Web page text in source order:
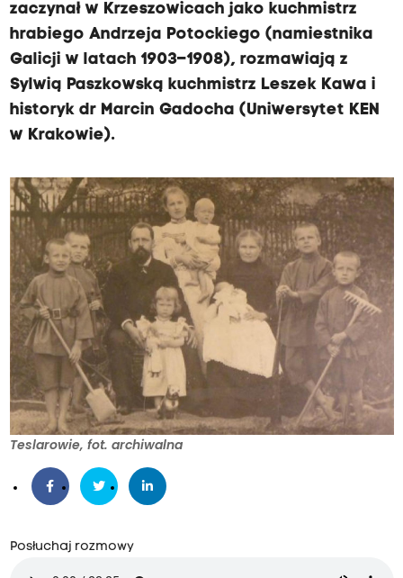
zaczynał w Krzeszowicach jako kuchmistrz
hrabiego Andrzeja Potockiego (namiestnika
Galicji w latach 1903–1908), rozmawiają z
Sylwią Paszkowską kuchmistrz Leszek Kawa i
historyk dr Marcin Gadocha (Uniwersytet KEN
w Krakowie).
Teslarowie, fot. archiwalna
Posłuchaj rozmowy